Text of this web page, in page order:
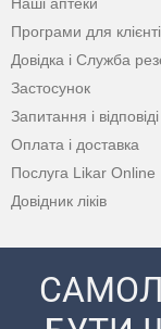
Наші аптеки
Програми для
Довідка і Служба
Застосунок
Запитання і відповіді
Оплата і доставка
Послуга Likar Online
Довідник ліків